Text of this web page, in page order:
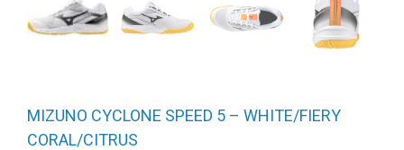
MIZUNO CYCLONE SPEED 5 – WHITE/FIERY
CORAL/CITRUS